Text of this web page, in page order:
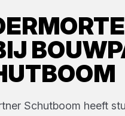
Schutboom heeft